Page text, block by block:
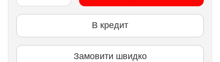
В кредит
Замовити швидко